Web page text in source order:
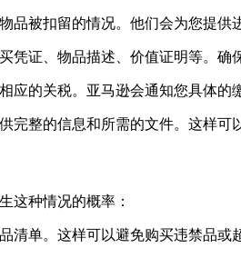
被扣留的情况。他们会为您提供
证、物品描述、价值证明等。确
的关税。亚马逊会通知您具体的
整的信息和所需的文件。这样可
这种情况的概率：
单。这样可以避免购买违禁品或